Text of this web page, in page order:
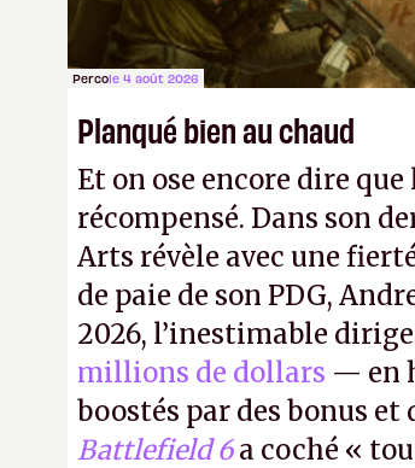
Percole 4 août 2026
Planqué bien au chaud
Et on ose encore dire
récompensé. Dans son
Arts révèle avec une
de paie de son PDG,
2026, l’inestimable
millions de dollars — en
boostés par des bonus et
Battlefield 6a coché «